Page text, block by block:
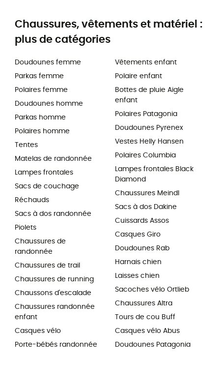
Chaussures, vêtements et matériel :
plus de catégories
Doudounes femme
Parkas femme
Polaires femme
Doudounes homme
Parkas homme
Polaires homme
Tentes
Matelas de randonnée
Lampes frontales
Sacs de couchage
Réchauds
Sacs à dos randonnée
Piolets
Chaussures de
randonnée
Chaussures de trail
Chaussures de running
Chaussons d'escalade
Chaussures randonnée
enfant
Casques vélo
Porte-bébés randonnée
Vêtements enfant
Polaire enfant
Bottes de pluie Aigle
enfant
Polaires Patagonia
Doudounes Pyrenex
Vestes Helly Hansen
Polaires Columbia
Lampes frontales Black
Diamond
Chaussures Meindl
Sacs à dos Dakine
Cuissards Assos
Casques Giro
Doudounes Rab
Harnais chien
Laisses chien
Sacoches vélo Ortlieb
Chaussures Altra
Tours de cou Buff
Casques vélo Abus
Doudounes Patagonia